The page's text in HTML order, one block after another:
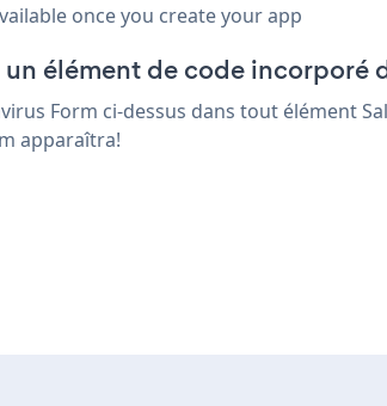
once you create your app
élément de code incorporé
Form ci-dessus dans tout élément
apparaîtra!